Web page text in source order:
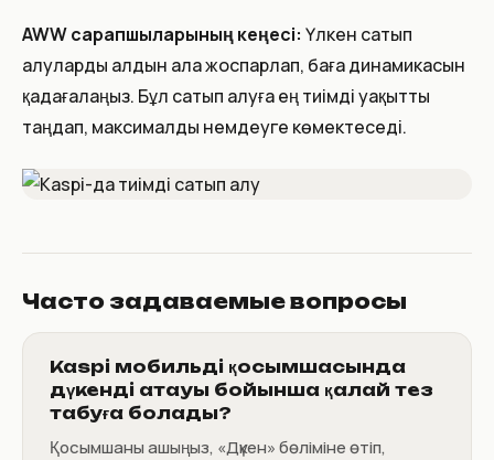
AWW сарапшыларының кеңесі: Үлкен сатып
алуларды алдын ала жоспарлап, баға динамикасын
қадағалаңыз. Бұл сатып алуға ең тиімді уақытты
таңдап, максималды үнемдеуге көмектеседі.
Часто задаваемые вопросы
Kaspi мобильді қосымшасында
дүкенді атауы бойынша қалай тез
табуға болады?
Қосымшаны ашыңыз, «Дүкен» бөліміне өтіп,